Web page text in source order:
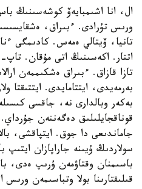
ال، انا اشىمبايەۆ كوشەسىنىڭ
ورىس تۇرادى. ءبىراق،
تانيا، ۆيتالي ەمەس. كادىمگى
اتتار. اكەسىنىڭ اتى مۇقان.
تازا قازاق. ءبىراق ەشكىممەن
بەرمەيدى، ايتتامايدى. ايتتىقتا
بەكەر وبالدارى نە، جاقسى
قوناقجايلىلىق دەگەننەن
جاماندىعى دا جوق. ايتپاقشى،
سولاردىڭ ۇيىنە جاراپازان ايتىپ
باسىمنان وقتاۋمەن ۇرىپ ەدى،
قىلىقتارىنا بولا وتباسىمەن